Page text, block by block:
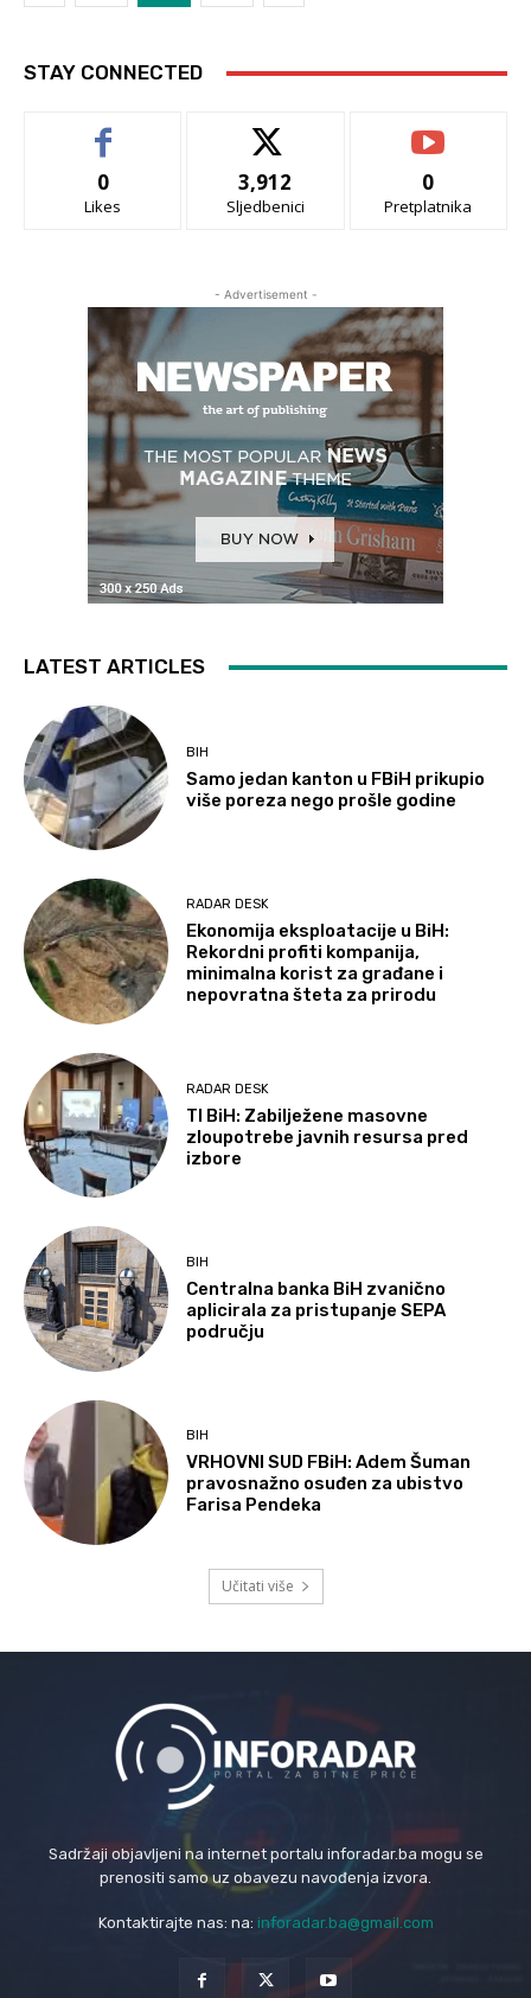
STAY CONNECTED
0
Likes
3,912
Sljedbenici
0
Pretplatnika
- Advertisement -
LATEST ARTICLES
BIH
Samo jedan kanton u FBiH prikupio
više poreza nego prošle godine
RADAR DESK
Ekonomija eksploatacije u BiH:
Rekordni profiti kompanija,
minimalna korist za građane i
nepovratna šteta za prirodu
RADAR DESK
TI BiH: Zabilježene masovne
zloupotrebe javnih resursa pred
izbore
BIH
Centralna banka BiH zvanično
aplicirala za pristupanje SEPA
području
BIH
VRHOVNI SUD FBiH: Adem Šuman
pravosnažno osuđen za ubistvo
Farisa Pendeka
Učitati više
Sadržaji objavljeni na internet portalu inforadar.ba mogu se
prenositi samo uz obavezu navođenja izvora.
Kontaktirajte nas: na: inforadar.ba@gmail.com